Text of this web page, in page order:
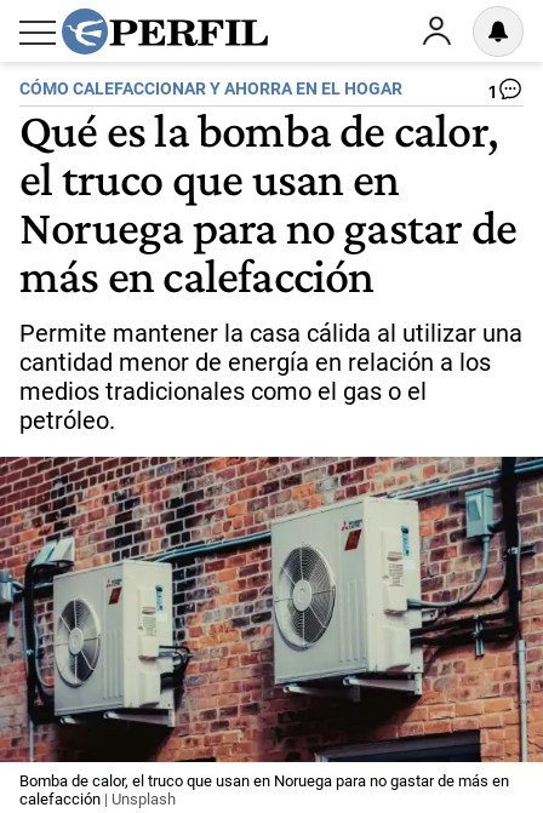
CÓMO CALEFACCIONAR Y AHORRA EN EL HOGAR 1
Qué es la bomba de calor,
el truco que usan en
Noruega para no gastar de
más en calefacción
Permite mantener la casa cálida al utilizar una
cantidad menor de energía en relación a los
medios tradicionales como el gas o el
petróleo.
Bomba de calor, el truco que usan en Noruega para no gastar de más en
calefacción | Unsplash